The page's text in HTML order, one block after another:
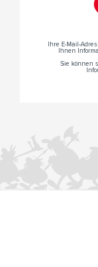
Ihre E-Mail-
Ihnen
Sie können